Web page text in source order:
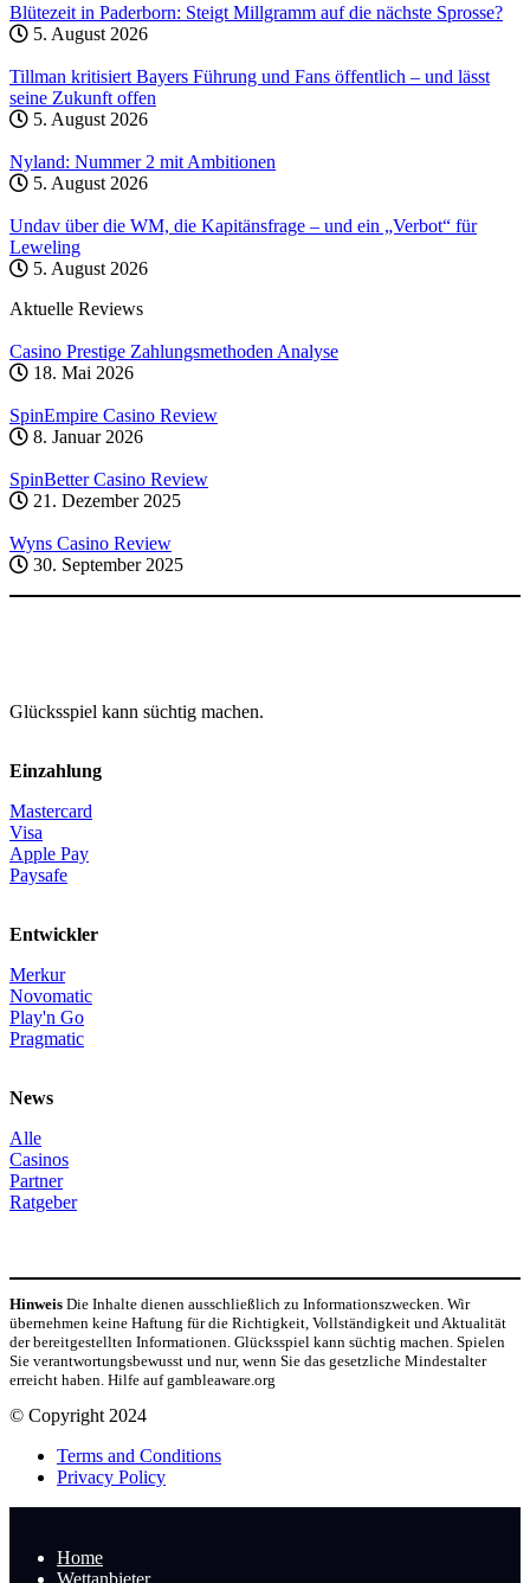
Blütezeit in Paderborn: Steigt Millgramm auf die nächste Sprosse?
5. August 2026
Tillman kritisiert Bayers Führung und Fans öffentlich – und lässt
seine Zukunft offen
5. August 2026
Nyland: Nummer 2 mit Ambitionen
5. August 2026
Undav über die WM, die Kapitänsfrage – und ein „Verbot“ für
Leweling
5. August 2026
Aktuelle Reviews
Casino Prestige Zahlungsmethoden Analyse
18. Mai 2026
SpinEmpire Casino Review
8. Januar 2026
SpinBetter Casino Review
21. Dezember 2025
Wyns Casino Review
30. September 2025
Glücksspiel kann süchtig machen.
Einzahlung
Mastercard
Visa
Apple Pay
Paysafe
Entwickler
Merkur
Novomatic
Play'n Go
Pragmatic
News
Alle
Casinos
Partner
Ratgeber
Hinweis Die Inhalte dienen ausschließlich zu Informationszwecken. Wir
übernehmen keine Haftung für die Richtigkeit, Vollständigkeit und Aktualität
der bereitgestellten Informationen. Glücksspiel kann süchtig machen. Spielen
Sie verantwortungsbewusst und nur, wenn Sie das gesetzliche Mindestalter
erreicht haben. Hilfe auf gambleaware.org
© Copyright 2024
Terms and Conditions
Privacy Policy
Home
Wettanbieter